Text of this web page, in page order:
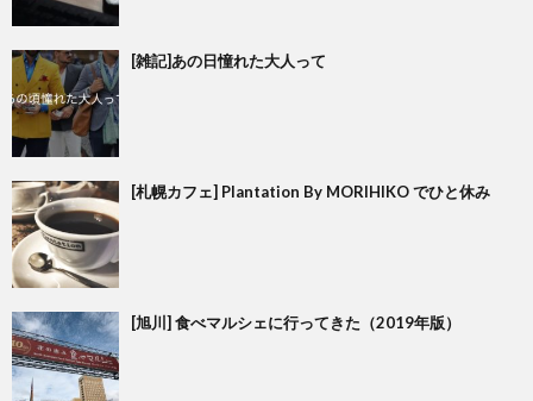
[雑記]あの日憧れた大人って
[札幌カフェ] Plantation By MORIHIKO でひと休み
[旭川] 食べマルシェに行ってきた（2019年版）